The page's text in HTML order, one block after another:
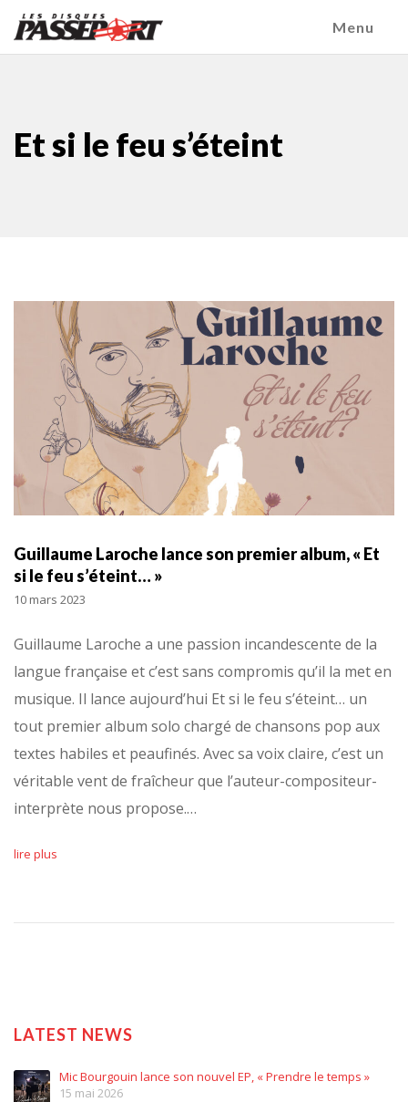
Menu
Et si le feu s’éteint
Guillaume Laroche lance son premier album, « Et
si le feu s’éteint… »
10 mars 2023
Guillaume Laroche a une passion incandescente de la
langue française et c’est sans compromis qu’il la met en
musique. Il lance aujourd’hui Et si le feu s’éteint… un
tout premier album solo chargé de chansons pop aux
textes habiles et peaufinés. Avec sa voix claire, c’est un
véritable vent de fraîcheur que l’auteur-compositeur-
interprète nous propose.…
lire plus
LATEST NEWS
Mic Bourgouin lance son nouvel EP, « Prendre le temps »
15 mai 2026